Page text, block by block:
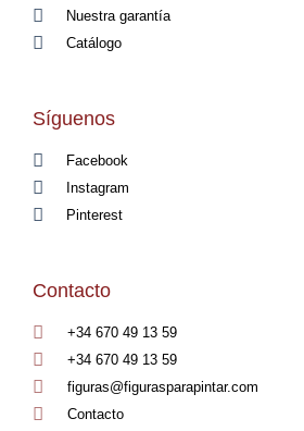
Nuestra garantía
Catálogo
Síguenos
Facebook
Instagram
Pinterest
Contacto
+34 670 49 13 59
+34 670 49 13 59
figuras@figurasparapintar.com
Contacto